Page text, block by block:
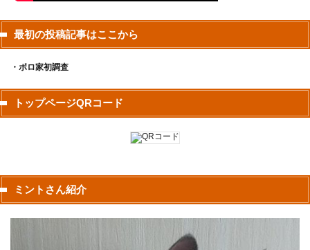
最初の投稿記事はここから
・ボロ家初調査
トップページQRコード
ミントさん紹介